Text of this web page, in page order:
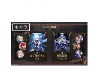
キャラ